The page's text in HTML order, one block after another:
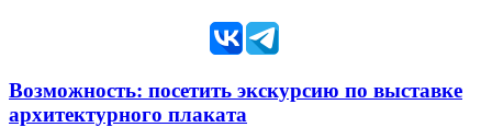
Возможность: посетить экскурсию по выставке
архитектурного плаката